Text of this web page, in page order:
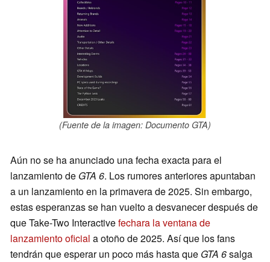
(Fuente de la imagen: Documento GTA)
Aún no se ha anunciado una fecha exacta para el
lanzamiento de GTA 6. Los rumores anteriores apuntaban
a un lanzamiento en la primavera de 2025. Sin embargo,
estas esperanzas se han vuelto a desvanecer después de
que Take-Two Interactivefechara la ventana de
lanzamiento oficial a otoño de 2025. Así que los fans
tendrán que esperar un poco más hasta que GTA 6salga